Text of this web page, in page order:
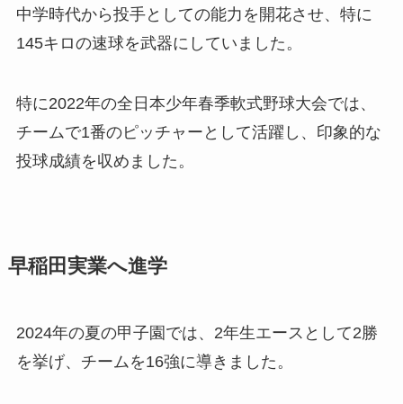
中学時代から投手としての能力を開花させ、特に
145キロの速球を武器にしていました。
特に2022年の全日本少年春季軟式野球大会では、
チームで1番のピッチャーとして活躍し、印象的な
投球成績を収めました。
早稲田実業へ進学
2024年の夏の甲子園では、2年生エースとして2勝
を挙げ、チームを16強に導きました。